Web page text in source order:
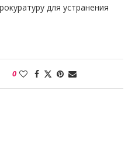
для устранения
0